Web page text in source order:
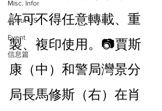
Misc. Infor
About US
Event
信息篇
許可不得任意轉載、重
製、複印使用。📷賈斯
康（中）和警局灣景分
局長馬修斯（右）在肖